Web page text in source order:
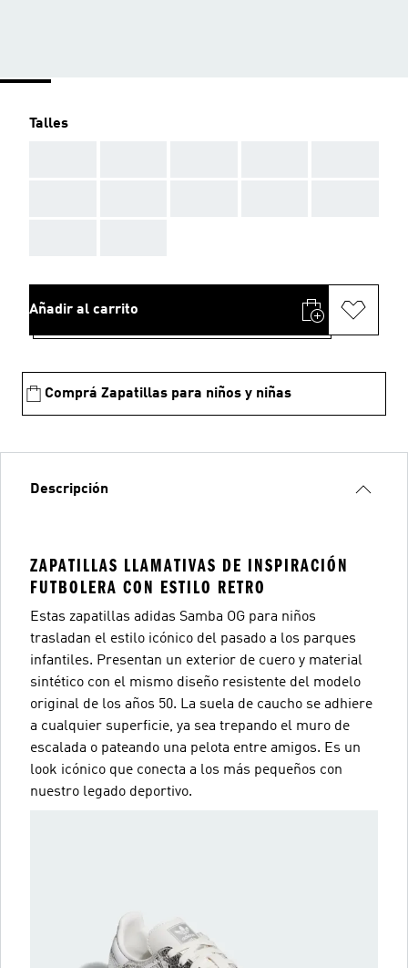
Talles
Añadir al carrito
Comprá Zapatillas para niños y niñas
Descripción
ZAPATILLAS LLAMATIVAS DE INSPIRACIÓN
FUTBOLERA CON ESTILO RETRO
Estas zapatillas adidas Samba OG para niños
trasladan el estilo icónico del pasado a los parques
infantiles. Presentan un exterior de cuero y material
sintético con el mismo diseño resistente del modelo
original de los años 50. La suela de caucho se adhiere
a cualquier superficie, ya sea trepando el muro de
escalada o pateando una pelota entre amigos. Es un
look icónico que conecta a los más pequeños con
nuestro legado deportivo.